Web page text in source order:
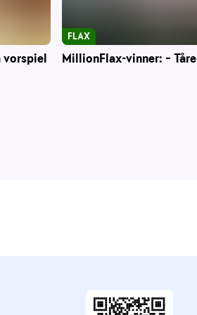
MillionFlax-vinner: –
FLAX